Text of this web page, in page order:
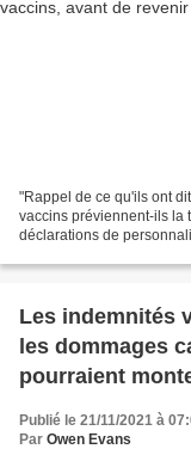
"Rappel de ce qu'ils ont
vaccins préviennent-ils la
déclarations de
Les indemnités
les dommages
pourraient
Publié le 21/11/2021 à
Par Owen Evans